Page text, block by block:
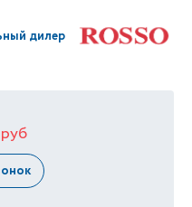
дилер
руб